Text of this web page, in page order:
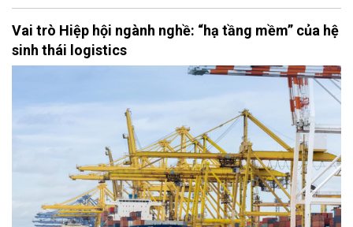
Vai trò Hiệp hội ngành nghề: “hạ tầng mềm” của hệ
sinh thái logistics